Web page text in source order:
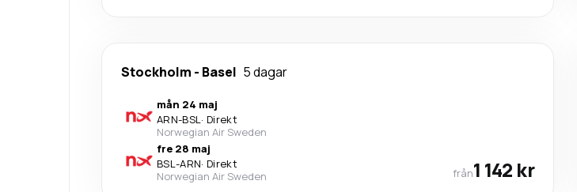
Stockholm - Basel 5 dagar
mån 24 maj
ARN-BSL· Direkt
Norwegian Air Sweden
fre 28 maj
BSL-ARN· Direkt
Norwegian Air Sweden
från1 142 kr